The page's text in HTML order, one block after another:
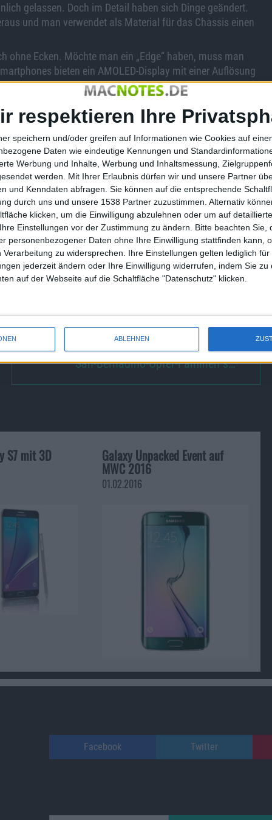
respektieren Ihre
speichern und/oder greifen auf Informationen wie Cookies auf
Daten wie eindeutige Kennungen und
Werbung und Inhalte, Werbung und Inhaltsmessung,
werden.
Mit Ihrer Erlaubnis dürfen wir und unsere Partner
und Kenndaten abfragen. Sie können auf die entsprechende
durch uns und unsere 1538 Partner zuzustimmen. Alternativ
klicken, um die Einwilligung abzulehnen oder um auf
Einstellungen vor der Zustimmung zu ändern.
Bitte beachten Sie,
personenbezogener Daten ohne Ihre Einwilligung stattfinden kann,
Verarbeitung zu widersprechen. Ihre Einstellungen gelten lediglich
jederzeit ändern oder Ihre Einwilligung widerrufen, indem Sie zu
auf der Webseite auf die Schaltfläche "Datenschutz" klicken.
ABLEHNEN
gelassen. Doch im Detail haben sich Dinge geändert.
und man verwendet als Material für das Chassis einen
Ecken. Möchte man ein „Edge“ haben, muss man
bieten ein AMOLED-Display mit einer Auflösung
ppi, das S7 Edge 534 ppi.
Einsatz kommen. Denn Samsung trennt streng nach
mit einem Snapdragon 820 von Qualcomm mit 2,2
(32 oder 64 GB), je nachdem, wo man das Smartphone
angeboten werden. Im Vergleich zum Vorgänger kann
um bis zu 200 GB. Android 6 erlaubt die Nutzung
die zwar eine niedrigere Auflösung bietet als beim
erlaubt die Aufnahme von Videos mit 4K-Auflösung. Die
das Galaxy S7 Edge mit 3600 mAh. Noch hat Samsung
USB.
San-Bernadino-Opfer-Familien s…
S7 mit 3D Galaxy Unpacked Event auf
MWC 2016
01.02.2016
Facebook Twitter